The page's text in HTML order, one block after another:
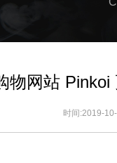
物网站
时间:2019-